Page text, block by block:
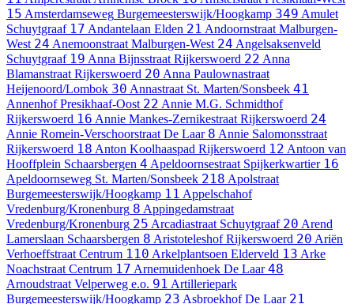
15 Amsterdamseweg Burgemeesterswijk/Hoogkamp 349 Amulet
Schuytgraaf 17 Andantelaan Elden 21 Andoornstraat Malburgen-
West 24 Anemoonstraat Malburgen-West 24 Angelsaksenveld
Schuytgraaf 19 Anna Bijnsstraat Rijkerswoerd 22 Anna
Blamanstraat Rijkerswoerd 20 Anna Paulownastraat
Heijenoord/Lombok 30 Annastraat St. Marten/Sonsbeek 41
Annenhof Presikhaaf-Oost 22 Annie M.G. Schmidthof
Rijkerswoerd 16 Annie Mankes-Zernikestraat Rijkerswoerd 24
Annie Romein-Verschoorstraat De Laar 8 Annie Salomonsstraat
Rijkerswoerd 18 Anton Koolhaaspad Rijkerswoerd 12 Antoon van
Hooffplein Schaarsbergen 4 Apeldoornsestraat Spijkerkwartier 16
Apeldoornseweg St. Marten/Sonsbeek 218 Apolstraat
Burgemeesterswijk/Hoogkamp 11 Appelschahof
Vredenburg/Kronenburg 8 Appingedamstraat
Vredenburg/Kronenburg 25 Arcadiastraat Schuytgraaf 20 Arend
Lamerslaan Schaarsbergen 8 Aristoteleshof Rijkerswoerd 20 Ariën
Verhoeffstraat Centrum 110 Arkelplantsoen Elderveld 13 Arke
Noachstraat Centrum 17 Arnemuidenhoek De Laar 48
Arnoudstraat Velperweg e.o. 91 Artilleriepark
Burgemeesterswijk/Hoogkamp 23 Asbroekhof De Laar 21